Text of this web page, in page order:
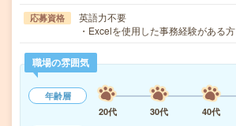
応募資格
英語力不要
・Excelを使用した事務経験がある方
職場の雰囲気
年齢層
20代
30代 40代